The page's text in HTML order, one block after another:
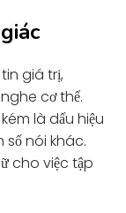
giá trị,
cơ thể.
là dấu hiệu
nói khác.
cho việc tập